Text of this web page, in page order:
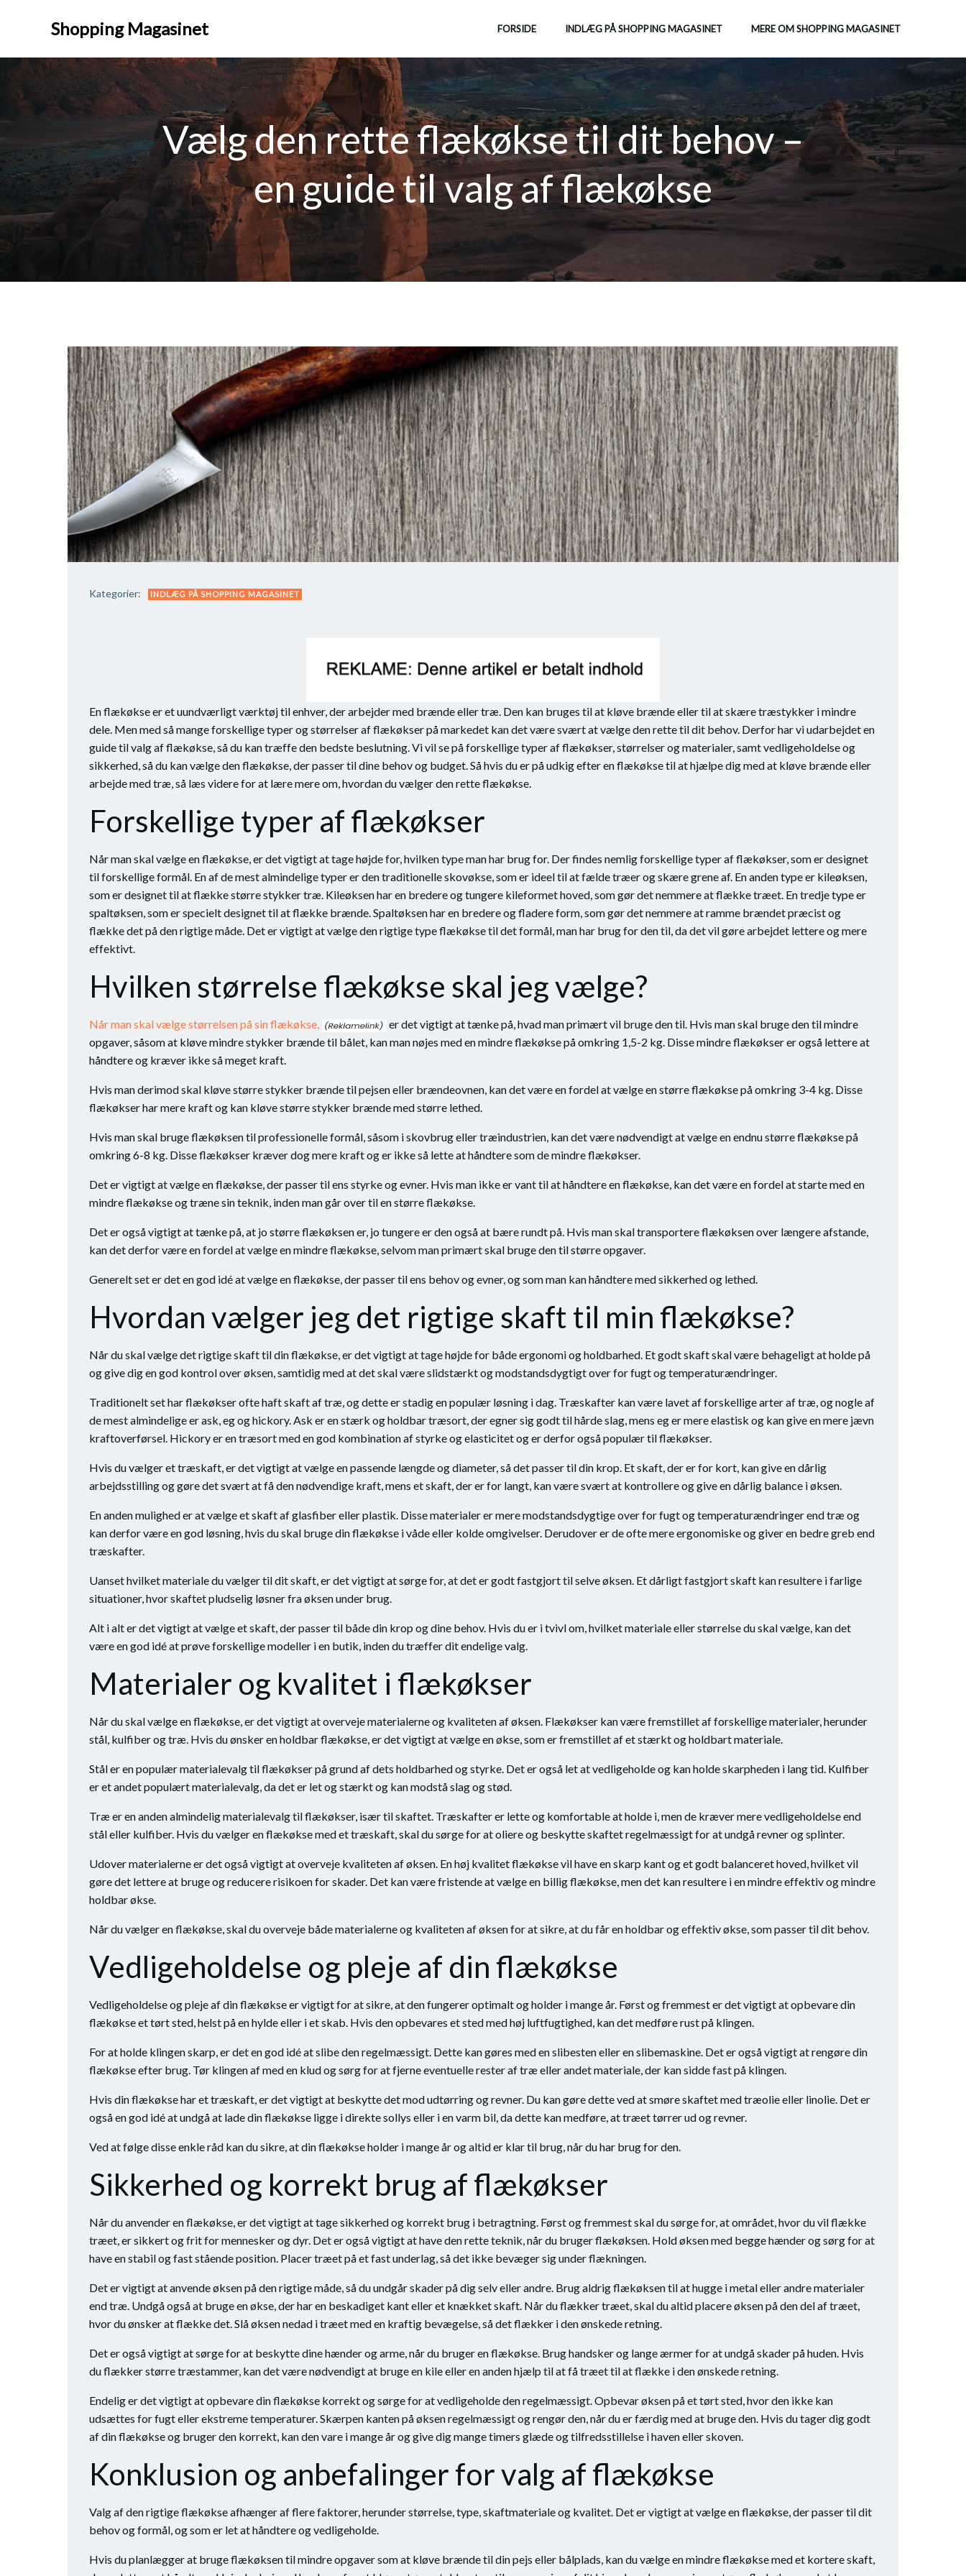
Shopping Magasinet FORSIDE INDLÆG PÅ SHOPPING MAGASINET MERE OM SHOPPING MAGASINET
Vælg den rette flækøkse til dit behov –
en guide til valg af flækøkse
Kategorier: INDLÆG PÅ SHOPPING MAGASINET
En flækøkse er et uundværligt værktøj til enhver, der arbejder med brænde eller træ. Den kan bruges til at kløve brænde eller til at skære træstykker i mindre
dele. Men med så mange forskellige typer og størrelser af flækøkser på markedet kan det være svært at vælge den rette til dit behov. Derfor har vi udarbejdet en
guide til valg af flækøkse, så du kan træffe den bedste beslutning. Vi vil se på forskellige typer af flækøkser, størrelser og materialer, samt vedligeholdelse og
sikkerhed, så du kan vælge den flækøkse, der passer til dine behov og budget. Så hvis du er på udkig efter en flækøkse til at hjælpe dig med at kløve brænde eller
arbejde med træ, så læs videre for at lære mere om, hvordan du vælger den rette flækøkse.
Forskellige typer af flækøkser
Når man skal vælge en flækøkse, er det vigtigt at tage højde for, hvilken type man har brug for. Der findes nemlig forskellige typer af flækøkser, som er designet
til forskellige formål. En af de mest almindelige typer er den traditionelle skovøkse, som er ideel til at fælde træer og skære grene af. En anden type er kileøksen,
som er designet til at flække større stykker træ. Kileøksen har en bredere og tungere kileformet hoved, som gør det nemmere at flække træet. En tredje type er
spaltøksen, som er specielt designet til at flække brænde. Spaltøksen har en bredere og fladere form, som gør det nemmere at ramme brændet præcist og
flække det på den rigtige måde. Det er vigtigt at vælge den rigtige type flækøkse til det formål, man har brug for den til, da det vil gøre arbejdet lettere og mere
effektivt.
Hvilken størrelse flækøkse skal jeg vælge?
Når man skal vælge størrelsen på sin flækøkse,
er det vigtigt at tænke på, hvad man primært vil bruge den til. Hvis man skal bruge den til mindre
opgaver, såsom at kløve mindre stykker brænde til bålet, kan man nøjes med en mindre flækøkse på omkring 1,5-2 kg. Disse mindre flækøkser er også lettere at
håndtere og kræver ikke så meget kraft.
Hvis man derimod skal kløve større stykker brænde til pejsen eller brændeovnen, kan det være en fordel at vælge en større flækøkse på omkring 3-4 kg. Disse
flækøkser har mere kraft og kan kløve større stykker brænde med større lethed.
Hvis man skal bruge flækøksen til professionelle formål, såsom i skovbrug eller træindustrien, kan det være nødvendigt at vælge en endnu større flækøkse på
omkring 6-8 kg. Disse flækøkser kræver dog mere kraft og er ikke så lette at håndtere som de mindre flækøkser.
Det er vigtigt at vælge en flækøkse, der passer til ens styrke og evner. Hvis man ikke er vant til at håndtere en flækøkse, kan det være en fordel at starte med en
mindre flækøkse og træne sin teknik, inden man går over til en større flækøkse.
Det er også vigtigt at tænke på, at jo større flækøksen er, jo tungere er den også at bære rundt på. Hvis man skal transportere flækøksen over længere afstande,
kan det derfor være en fordel at vælge en mindre flækøkse, selvom man primært skal bruge den til større opgaver.
Generelt set er det en god idé at vælge en flækøkse, der passer til ens behov og evner, og som man kan håndtere med sikkerhed og lethed.
Hvordan vælger jeg det rigtige skaft til min flækøkse?
Når du skal vælge det rigtige skaft til din flækøkse, er det vigtigt at tage højde for både ergonomi og holdbarhed. Et godt skaft skal være behageligt at holde på
og give dig en god kontrol over øksen, samtidig med at det skal være slidstærkt og modstandsdygtigt over for fugt og temperaturændringer.
Traditionelt set har flækøkser ofte haft skaft af træ, og dette er stadig en populær løsning i dag. Træskafter kan være lavet af forskellige arter af træ, og nogle af
de mest almindelige er ask, eg og hickory. Ask er en stærk og holdbar træsort, der egner sig godt til hårde slag, mens eg er mere elastisk og kan give en mere jævn
kraftoverførsel. Hickory er en træsort med en god kombination af styrke og elasticitet og er derfor også populær til flækøkser.
Hvis du vælger et træskaft, er det vigtigt at vælge en passende længde og diameter, så det passer til din krop. Et skaft, der er for kort, kan give en dårlig
arbejdsstilling og gøre det svært at få den nødvendige kraft, mens et skaft, der er for langt, kan være svært at kontrollere og give en dårlig balance i øksen.
En anden mulighed er at vælge et skaft af glasfiber eller plastik. Disse materialer er mere modstandsdygtige over for fugt og temperaturændringer end træ og
kan derfor være en god løsning, hvis du skal bruge din flækøkse i våde eller kolde omgivelser. Derudover er de ofte mere ergonomiske og giver en bedre greb end
træskafter.
Uanset hvilket materiale du vælger til dit skaft, er det vigtigt at sørge for, at det er godt fastgjort til selve øksen. Et dårligt fastgjort skaft kan resultere i farlige
situationer, hvor skaftet pludselig løsner fra øksen under brug.
Alt i alt er det vigtigt at vælge et skaft, der passer til både din krop og dine behov. Hvis du er i tvivl om, hvilket materiale eller størrelse du skal vælge, kan det
være en god idé at prøve forskellige modeller i en butik, inden du træffer dit endelige valg.
Materialer og kvalitet i flækøkser
Når du skal vælge en flækøkse, er det vigtigt at overveje materialerne og kvaliteten af øksen. Flækøkser kan være fremstillet af forskellige materialer, herunder
stål, kulfiber og træ. Hvis du ønsker en holdbar flækøkse, er det vigtigt at vælge en økse, som er fremstillet af et stærkt og holdbart materiale.
Stål er en populær materialevalg til flækøkser på grund af dets holdbarhed og styrke. Det er også let at vedligeholde og kan holde skarpheden i lang tid. Kulfiber
er et andet populært materialevalg, da det er let og stærkt og kan modstå slag og stød.
Træ er en anden almindelig materialevalg til flækøkser, især til skaftet. Træskafter er lette og komfortable at holde i, men de kræver mere vedligeholdelse end
stål eller kulfiber. Hvis du vælger en flækøkse med et træskaft, skal du sørge for at oliere og beskytte skaftet regelmæssigt for at undgå revner og splinter.
Udover materialerne er det også vigtigt at overveje kvaliteten af øksen. En høj kvalitet flækøkse vil have en skarp kant og et godt balanceret hoved, hvilket vil
gøre det lettere at bruge og reducere risikoen for skader. Det kan være fristende at vælge en billig flækøkse, men det kan resultere i en mindre effektiv og mindre
holdbar økse.
Når du vælger en flækøkse, skal du overveje både materialerne og kvaliteten af øksen for at sikre, at du får en holdbar og effektiv økse, som passer til dit behov.
Vedligeholdelse og pleje af din flækøkse
Vedligeholdelse og pleje af din flækøkse er vigtigt for at sikre, at den fungerer optimalt og holder i mange år. Først og fremmest er det vigtigt at opbevare din
flækøkse et tørt sted, helst på en hylde eller i et skab. Hvis den opbevares et sted med høj luftfugtighed, kan det medføre rust på klingen.
For at holde klingen skarp, er det en god idé at slibe den regelmæssigt. Dette kan gøres med en slibesten eller en slibemaskine. Det er også vigtigt at rengøre din
flækøkse efter brug. Tør klingen af med en klud og sørg for at fjerne eventuelle rester af træ eller andet materiale, der kan sidde fast på klingen.
Hvis din flækøkse har et træskaft, er det vigtigt at beskytte det mod udtørring og revner. Du kan gøre dette ved at smøre skaftet med træolie eller linolie. Det er
også en god idé at undgå at lade din flækøkse ligge i direkte sollys eller i en varm bil, da dette kan medføre, at træet tørrer ud og revner.
Ved at følge disse enkle råd kan du sikre, at din flækøkse holder i mange år og altid er klar til brug, når du har brug for den.
Sikkerhed og korrekt brug af flækøkser
Når du anvender en flækøkse, er det vigtigt at tage sikkerhed og korrekt brug i betragtning. Først og fremmest skal du sørge for, at området, hvor du vil flække
træet, er sikkert og frit for mennesker og dyr. Det er også vigtigt at have den rette teknik, når du bruger flækøksen. Hold øksen med begge hænder og sørg for at
have en stabil og fast stående position. Placer træet på et fast underlag, så det ikke bevæger sig under flækningen.
Det er vigtigt at anvende øksen på den rigtige måde, så du undgår skader på dig selv eller andre. Brug aldrig flækøksen til at hugge i metal eller andre materialer
end træ. Undgå også at bruge en økse, der har en beskadiget kant eller et knækket skaft. Når du flækker træet, skal du altid placere øksen på den del af træet,
hvor du ønsker at flække det. Slå øksen nedad i træet med en kraftig bevægelse, så det flækker i den ønskede retning.
Det er også vigtigt at sørge for at beskytte dine hænder og arme, når du bruger en flækøkse. Brug handsker og lange ærmer for at undgå skader på huden. Hvis
du flækker større træstammer, kan det være nødvendigt at bruge en kile eller en anden hjælp til at få træet til at flække i den ønskede retning.
Endelig er det vigtigt at opbevare din flækøkse korrekt og sørge for at vedligeholde den regelmæssigt. Opbevar øksen på et tørt sted, hvor den ikke kan
udsættes for fugt eller ekstreme temperaturer. Skærpen kanten på øksen regelmæssigt og rengør den, når du er færdig med at bruge den. Hvis du tager dig godt
af din flækøkse og bruger den korrekt, kan den vare i mange år og give dig mange timers glæde og tilfredsstillelse i haven eller skoven.
Konklusion og anbefalinger for valg af flækøkse
Valg af den rigtige flækøkse afhænger af flere faktorer, herunder størrelse, type, skaftmateriale og kvalitet. Det er vigtigt at vælge en flækøkse, der passer til dit
behov og formål, og som er let at håndtere og vedligeholde.
Hvis du planlægger at bruge flækøksen til mindre opgaver som at kløve brænde til din pejs eller bålplads, kan du vælge en mindre flækøkse med et kortere skaft,